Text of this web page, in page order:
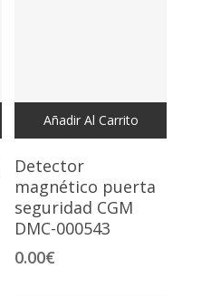
Añadir Al Carrito
Detector
magnético puerta
seguridad CGM
DMC-000543
0.00€